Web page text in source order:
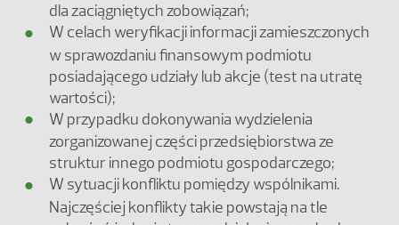
dla zaciągniętych zobowiązań;
W celach weryfikacji informacji zamieszczonych
w sprawozdaniu finansowym podmiotu
posiadającego udziały lub akcje (test na utratę
wartości);
W przypadku dokonywania wydzielenia
zorganizowanej części przedsiębiorstwa ze
struktur innego podmiotu gospodarczego;
W sytuacji konfliktu pomiędzy wspólnikami.
Najczęściej konflikty takie powstają na tle